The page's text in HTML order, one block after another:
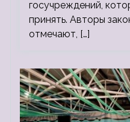
госучреждений,
принять. Авторы
отмечают, […]